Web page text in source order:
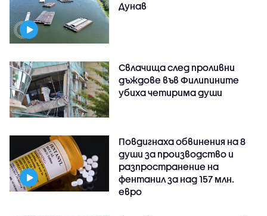
Дунав
Свлачища след проливни
дъждове във Филипините
убиха четирима души
Повдигнаха обвинения на 8
души за производство и
разпространение на
фентанил за над 157 млн.
евро